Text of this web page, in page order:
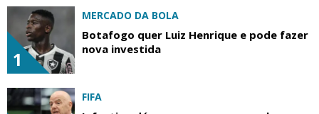
1
MERCADO DA BOLA
Botafogo quer Luiz Henrique e pode fazer
nova investida
FIFA